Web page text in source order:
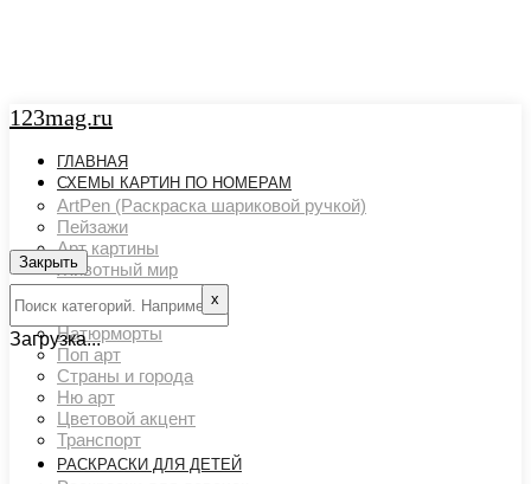
123mag.ru
ГЛАВНАЯ
СХЕМЫ КАРТИН ПО НОМЕРАМ
ArtPen (Раскраска шариковой ручкой)
Пейзажи
Арт картины
Животный мир
Люди
Картины художников
Натюрморты
Поп арт
Страны и города
Ню арт
Цветовой акцент
Транспорт
РАСКРАСКИ ДЛЯ ДЕТЕЙ
Закрыть
х
Загрузка...